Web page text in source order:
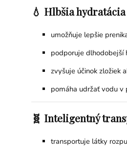
💧 Hlbšia
umožňuje lepšie
podporuje dlhodobejší
zvyšuje účinok zložiek
pomáha udržať vodu v
🧬 Inteligentný
transportuje látky